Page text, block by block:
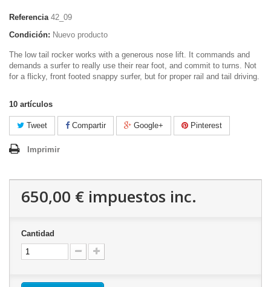
Referencia 42_09
Condición: Nuevo producto
The low tail rocker works with a generous nose lift. It commands and
demands a surfer to really use their rear foot, and commit to turns. Not
for a flicky, front footed snappy surfer, but for proper rail and tail driving.
10 artículos
Tweet Compartir Google+ Pinterest
Imprimir
650,00 € impuestos inc.
Cantidad